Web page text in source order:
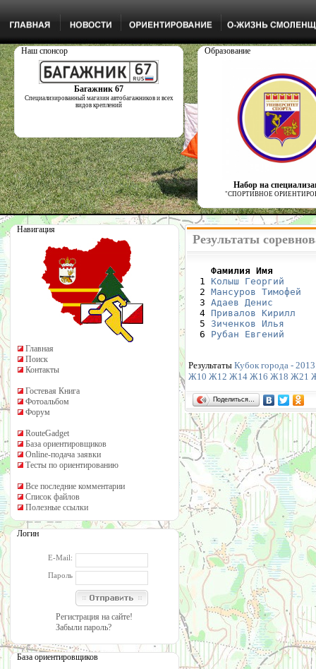
Наш спонсор
Багажник 67
Специализированный магазин автобагажников и всех
видов креплений
Образование
Набор на
"СПОРТИВНОЕ
Навигация
Главная
Поиск
Контакты
Гостевая Книга
Фотоальбом
Форум
RouteGadget
База ориентировщиков
Online-подача заявки
Тесты по ориентированию
Все последние комментарии
Список файлов
Полезные ссылки
Логин
E-Mail:
Пароль
Регистрация на сайте!
Забыли пароль?
База ориентировщиков
Результаты
Фамилия Имя
1 Колыш Георгий
  2
Мансуров Тимофей
  3
Адаев Денис
  4
Привалов Кирилл
  5
Зиченков Илья
  6
Рубан Евгений
Результаты Кубок города -
Ж10 Ж12 Ж14 Ж16 Ж18 Ж21
Поделиться…